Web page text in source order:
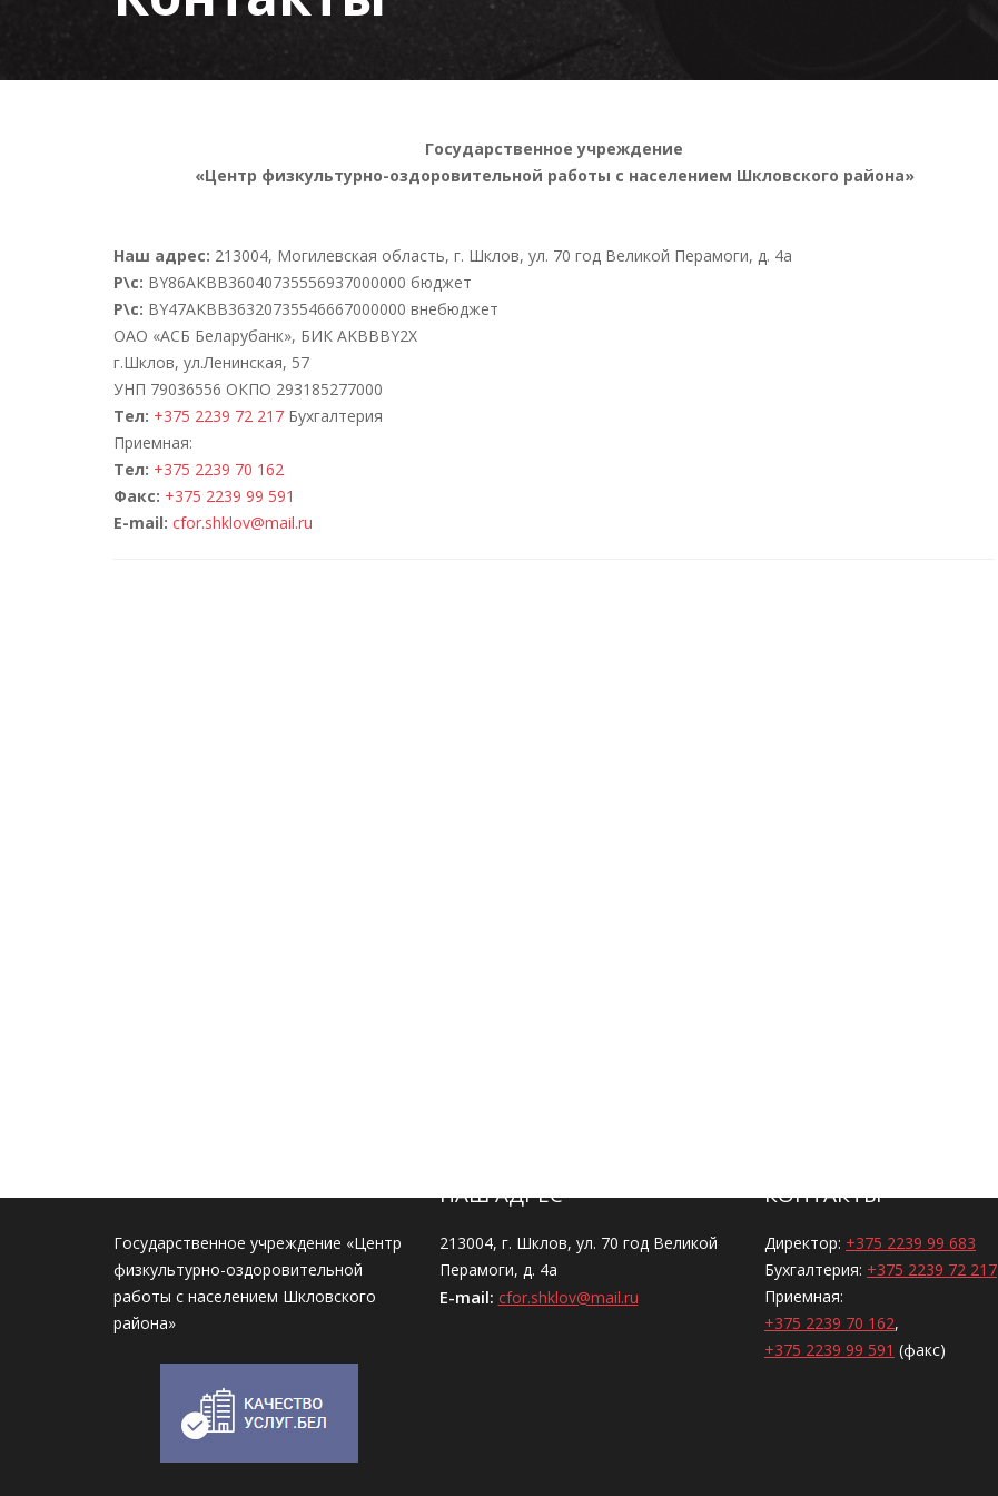
Государственное учреждение
«Центр физкультурно-оздоровительной работы с населением Шкловского района»
Наш адрес: 213004, Могилевская область, г. Шклов, ул. 70 год Великой Перамоги, д. 4а
Р\с: BY86AKBB36040735556937000000 бюджет
Р\с: BY47AKBB36320735546667000000 внебюджет
ОАО «АСБ Беларубанк», БИК AKBBBY2X
г.Шклов, ул.Ленинская, 57
УНП 79036556 ОКПО 293185277000
Тел: +375 2239 72 217 Бухгалтерия
Приемная:
Tел: +375 2239 70 162
Факс: +375 2239 99 591
E-mail: cfor.shklov@mail.ru
Государственное учреждение «Центр
физкультурно-оздоровительной
работы с населением Шкловского
района»
НАШ АДРЕС
213004, г. Шклов, ул. 70 год Великой
Перамоги, д. 4а
E-mail: cfor.shklov@mail.ru
КОНТАКТЫ
Директор: +375 2239 99 683
Бухгалтерия: +375 2239 72 217
Приемная:
+375 2239 70 162,
+375 2239 99 591 (факс)